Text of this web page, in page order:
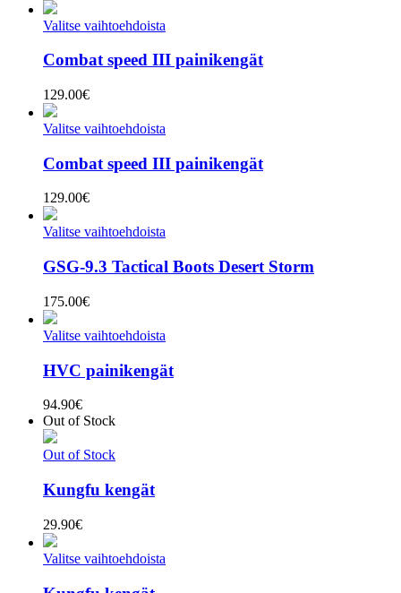
Valitse vaihtoehdoista
Combat speed III painikengät
129.00€
Valitse vaihtoehdoista
Combat speed III painikengät
129.00€
Valitse vaihtoehdoista
GSG-9.3 Tactical Boots Desert Storm
175.00€
Valitse vaihtoehdoista
HVC painikengät
94.90€
Out of Stock
Out of Stock
Kungfu kengät
29.90€
Valitse vaihtoehdoista